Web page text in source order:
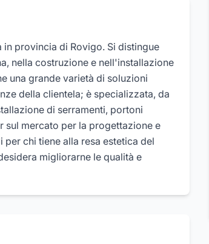
in provincia di Rovigo. Si distingue
nella costruzione e nell'installazione
una grande varietà di soluzioni
della clientela; è specializzata, da
di serramenti, portoni
sul mercato per la progettazione e
chi tiene alla resa estetica del
migliorarne le qualità e